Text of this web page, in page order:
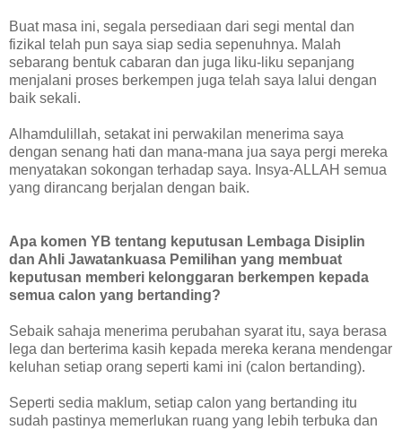
Buat masa ini, segala persediaan dari segi mental dan
fizikal telah pun saya siap sedia sepenuhnya. Malah
sebarang bentuk cabaran dan juga liku-liku sepanjang
menjalani proses berkempen juga telah saya lalui dengan
baik sekali.
Alhamdulillah, setakat ini perwakilan menerima saya
dengan senang hati dan mana-mana jua saya pergi mereka
menyatakan sokongan terhadap saya. Insya-ALLAH semua
yang dirancang berjalan dengan baik.
Apa komen YB tentang keputusan Lembaga Disiplin
dan Ahli Jawatankuasa Pemilihan yang membuat
keputusan memberi kelonggaran berkempen kepada
semua calon yang bertanding?
Sebaik sahaja menerima perubahan syarat itu, saya berasa
lega dan berterima kasih kepada mereka kerana mendengar
keluhan setiap orang seperti kami ini (calon bertanding).
Seperti sedia maklum, setiap calon yang bertanding itu
sudah pastinya memerlukan ruang yang lebih terbuka dan